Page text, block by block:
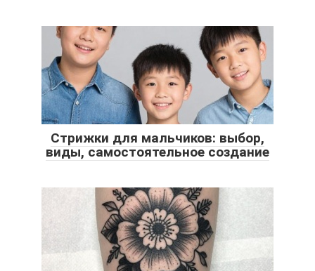
Стрижки для мальчиков: выбор,
виды, самостоятельное создание